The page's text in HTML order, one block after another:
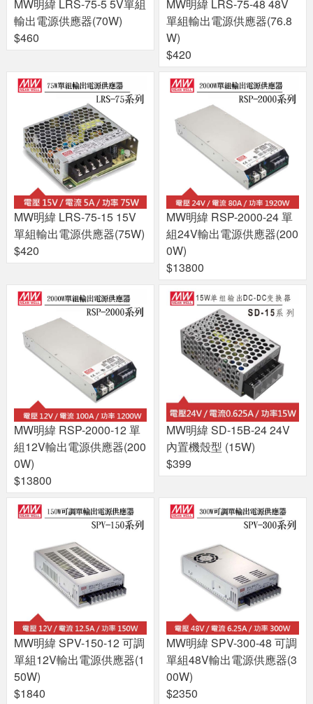
MW明緯 LRS-75-5 5V單組
輸出電源供應器(70W)
$460
MW明緯 LRS-75-48 48V
單組輸出電源供應器(76.8
W)
$420
MW明緯 LRS-75-15 15V
單組輸出電源供應器(75W)
$420
MW明緯 RSP-2000-24 單
組24V輸出電源供應器(200
0W)
$13800
MW明緯 RSP-2000-12 單
組12V輸出電源供應器(200
0W)
$13800
MW明緯 SD-15B-24 24V
內置機殼型 (15W)
$399
MW明緯 SPV-150-12 可調
單組12V輸出電源供應器(1
50W)
$1840
MW明緯 SPV-300-48 可調
單組48V輸出電源供應器(3
00W)
$2350